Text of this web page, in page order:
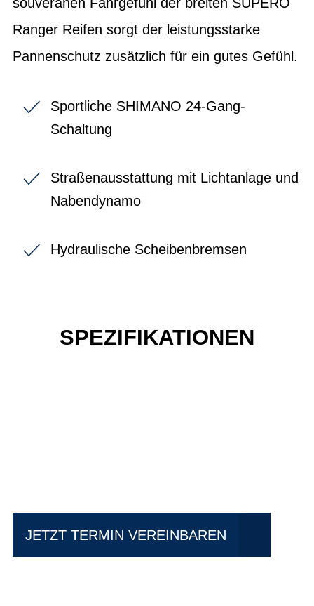
Ranger Reifen sorgt der leistungsstarke
Pannenschutz zusätzlich für ein gutes Gefühl.
Sportliche SHIMANO 24-Gang-
Schaltung
Straßenausstattung mit Lichtanlage und
Nabendynamo
Hydraulische Scheibenbremsen
SPEZIFIKATIONEN
JETZT TERMIN VEREINBAREN